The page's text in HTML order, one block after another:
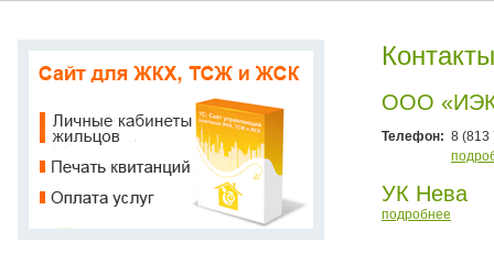
Контакты
ООО
Телефон: 8 (813
УК Нева
подробнее